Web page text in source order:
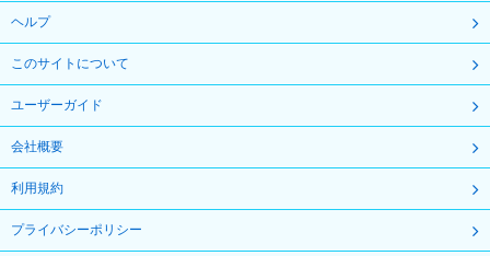
ヘルプ
このサイトについて
ユーザーガイド
会社概要
利用規約
プライバシーポリシー